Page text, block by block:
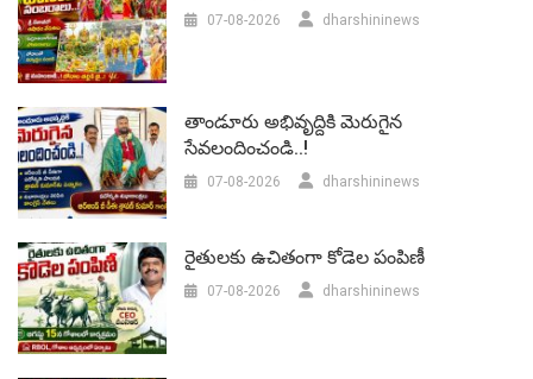
07-08-2026 dharshininews
తాండూరు అభివృద్దికి మెరుగైన
సేవలందించండి..!
07-08-2026 dharshininews
రైతులకు ఉచితంగా కోడెల పంపిణీ
07-08-2026 dharshininews